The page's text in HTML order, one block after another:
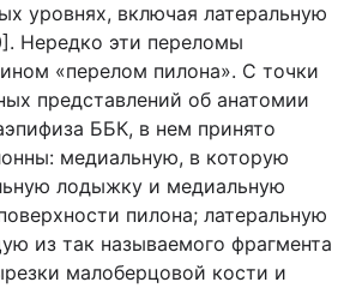
уровнях, включая латеральную
Нередко эти переломы
«перелом пилона». С точки
представлений об анатомии
ББК, в нем принято
медиальную, в которую
лодыжку и медиальную
пилона; латеральную
из так называемого фрагмента
малоберцовой кости и